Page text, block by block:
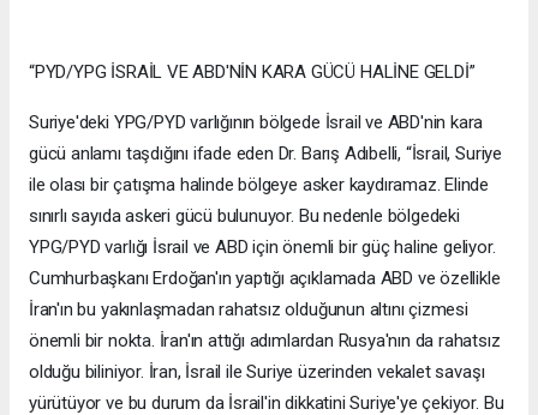
“PYD/YPG İSRAİL VE ABD'NİN KARA GÜCÜ HALİNE GELDİ”
Suriye'deki YPG/PYD varlığının bölgede İsrail ve ABD'nin kara
gücü anlamı taşdığını ifade eden Dr. Barış Adıbelli, “İsrail, Suriye
ile olası bir çatışma halinde bölgeye asker kaydıramaz. Elinde
sınırlı sayıda askeri gücü bulunuyor. Bu nedenle bölgedeki
YPG/PYD varlığı İsrail ve ABD için önemli bir güç haline geliyor.
Cumhurbaşkanı Erdoğan'ın yaptığı açıklamada ABD ve özellikle
İran'ın bu yakınlaşmadan rahatsız olduğunun altını çizmesi
önemli bir nokta. İran'ın attığı adımlardan Rusya'nın da rahatsız
olduğu biliniyor. İran, İsrail ile Suriye üzerinden vekalet savaşı
yürütüyor ve bu durum da İsrail'in dikkatini Suriye'ye çekiyor. Bu